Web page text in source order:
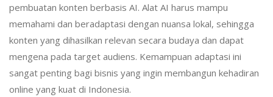
pembuatan konten berbasis AI. Alat AI harus mampu
memahami dan beradaptasi dengan nuansa lokal, sehingga
konten yang dihasilkan relevan secara budaya dan dapat
mengena pada target audiens. Kemampuan adaptasi ini
sangat penting bagi bisnis yang ingin membangun kehadiran
online yang kuat di Indonesia.